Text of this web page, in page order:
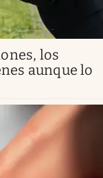
los
aunque lo